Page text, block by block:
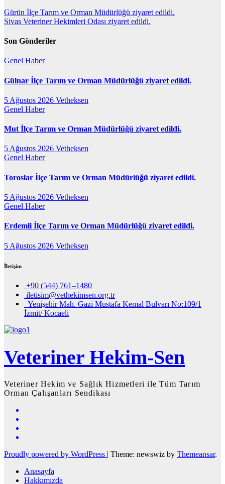
Yazı
gezinmesi
Gürün İlçe Tarım ve Orman Müdürlüğü ziyaret edildi.
Sivas Veteriner Hekimleri Odası ziyaret edildi.
Son Gönderiler
Genel Haber
Gülnar İlçe Tarım ve Orman Müdürlüğü ziyaret edildi.
5 Ağustos 2026 Vetheksen
Genel Haber
Mut İlçe Tarım ve Orman Müdürlüğü ziyaret edildi.
5 Ağustos 2026 Vetheksen
Genel Haber
Toroslar İlçe Tarım ve Orman Müdürlüğü ziyaret edildi.
5 Ağustos 2026 Vetheksen
Genel Haber
Erdemli İlçe Tarım ve Orman Müdürlüğü ziyaret edildi.
5 Ağustos 2026 Vetheksen
İletişim
+90 (544) 761–1480
iletisim@vethekimsen.org.tr
Yenişehir Mah. Gazi Mustafa Kemal Bulvarı No:109/1
İzmit/ Kocaeli
Veteriner Hekim-Sen
Veteriner Hekim ve Sağlık Hizmetleri ile Tüm Tarım
Orman Çalışanları Sendikası
Proudly powered by WordPress | Theme: newswiz by Themeansar.
Anasayfa
Hakkımızda